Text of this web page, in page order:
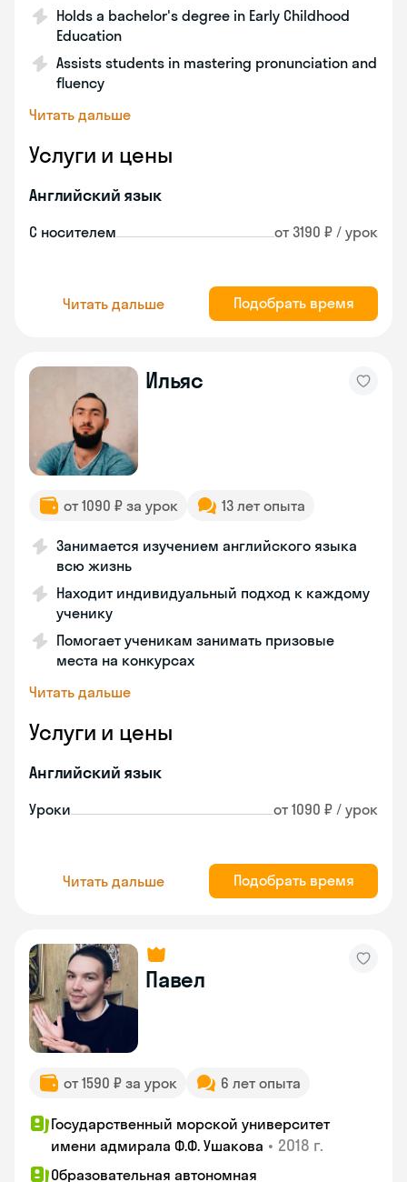
Holds a bachelor's degree in Early Childhood
Education
Assists students in mastering pronunciation and
fluency
Читать дальше
Услуги и цены
Английский язык
С носителем от 3190 ₽ / урок
Читать дальше Подобрать время
Ильяс
от 1090 ₽ за урок 13 лет опыта
Занимается изучением английского языка
всю жизнь
Находит индивидуальный подход к каждому
ученику
Помогает ученикам занимать призовые
места на конкурсах
Читать дальше
Услуги и цены
Английский язык
Уроки от 1090 ₽ / урок
Читать дальше Подобрать время
Павел
от 1590 ₽ за урок 6 лет опыта
Государственный морской университет
имени адмирала Ф.Ф. Ушакова • 2018 г.
Образовательная автономная